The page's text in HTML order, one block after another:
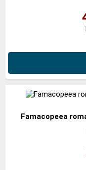
Famacopeea